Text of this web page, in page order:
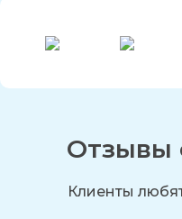
Отзывы
Клиенты